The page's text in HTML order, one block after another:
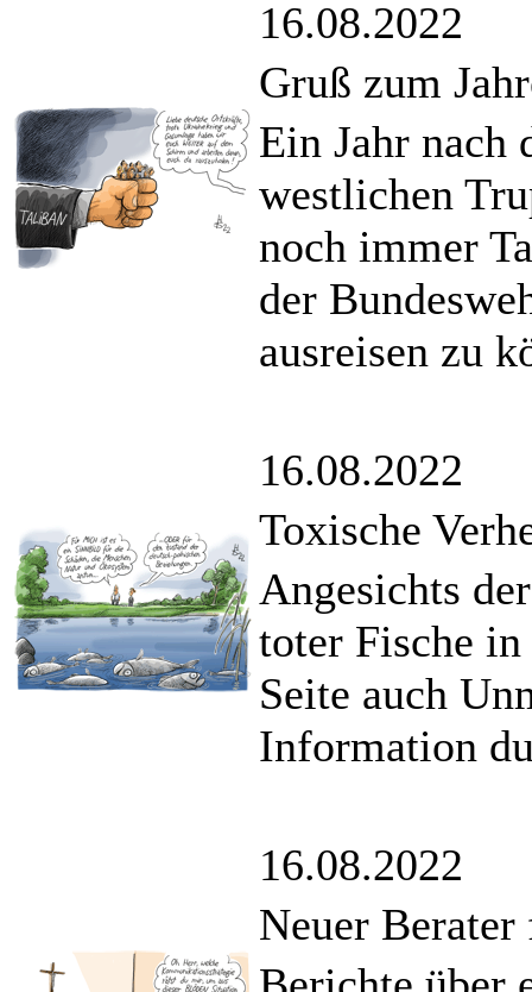
16.08.2022
Gruß zum
Ein Jahr nach
westlichen
noch immer
der
ausreisen zu
16.08.2022
Toxische
Angesichts
toter Fische
Seite auch
Information
16.08.2022
Neuer